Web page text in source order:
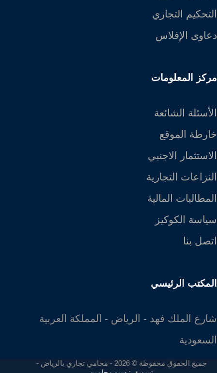
التحكيم التجاري
دعاوى الإفلاس
مركز المعلومات
الأسئلة الشائعة
خارطة الموقع
الاستثمار الاجنبي
النزاعات التجارية
المطالبات المالية
سياسة الكوكيز
اتصل بنا
المكتب الرئيسي
شارع الملك فهد - الرياض - المملكة العربية
السعودية
جميع الحقوق محفوظة © 2026 - محامي تجاري بالرياض -